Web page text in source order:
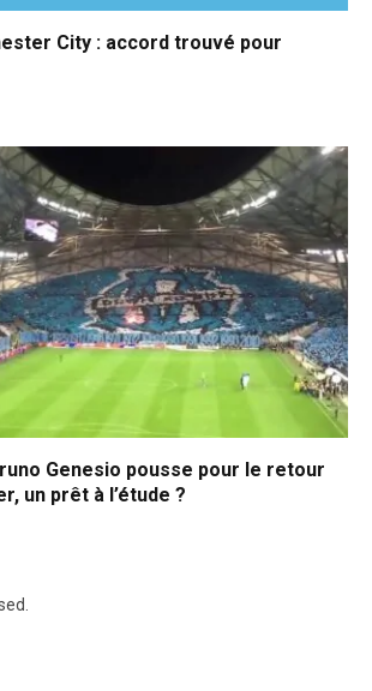
City : accord trouvé pour
Genesio pousse pour le retour
un prêt à l’étude ?